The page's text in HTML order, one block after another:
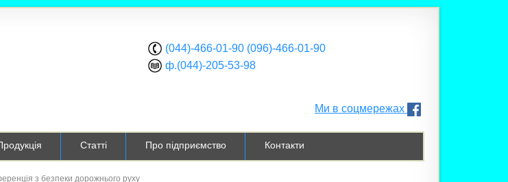
(044)-466-01-90 (096)-466-01-90
ф.(044)-205-53-98
Ми в соцмережах
Статті Про підприємство Контакти
з безпеки дорожнього руху